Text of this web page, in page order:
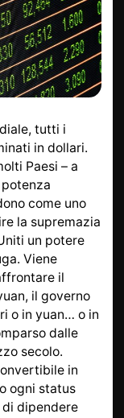
SU L
SULLA
Individua
tutti i
in dollari.
Paesi – a
come uno
la supremazia
un potere
Viene
il
il governo
o in yuan… o in
dalle
secolo.
in
ogni status
dipendere